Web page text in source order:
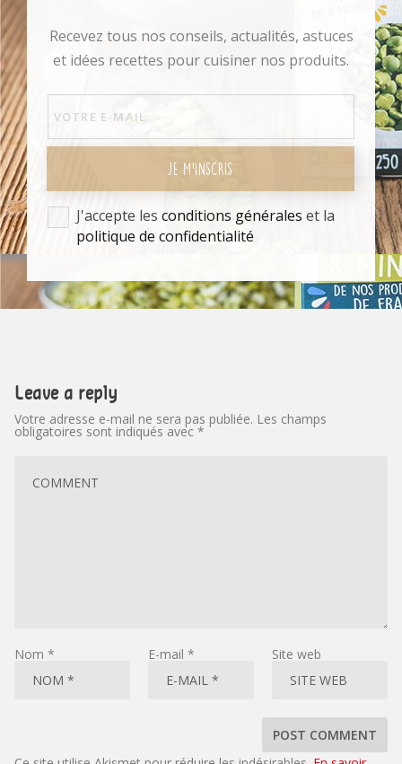
Recevez tous nos conseils, actualités, astuces
et idées recettes pour cuisiner nos produits.
J'accepte les conditions générales et la
politique de confidentialité
JE M'INSCRIS
Leave a reply
Votre adresse e-mail ne sera pas publiée. Les champs
obligatoires sont indiqués avec *
Nom * E-mail * Site web